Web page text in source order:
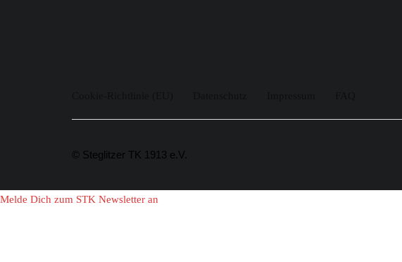
© Steglitzer TK 1913 e.V.
Melde Dich zum STK Newsletter an